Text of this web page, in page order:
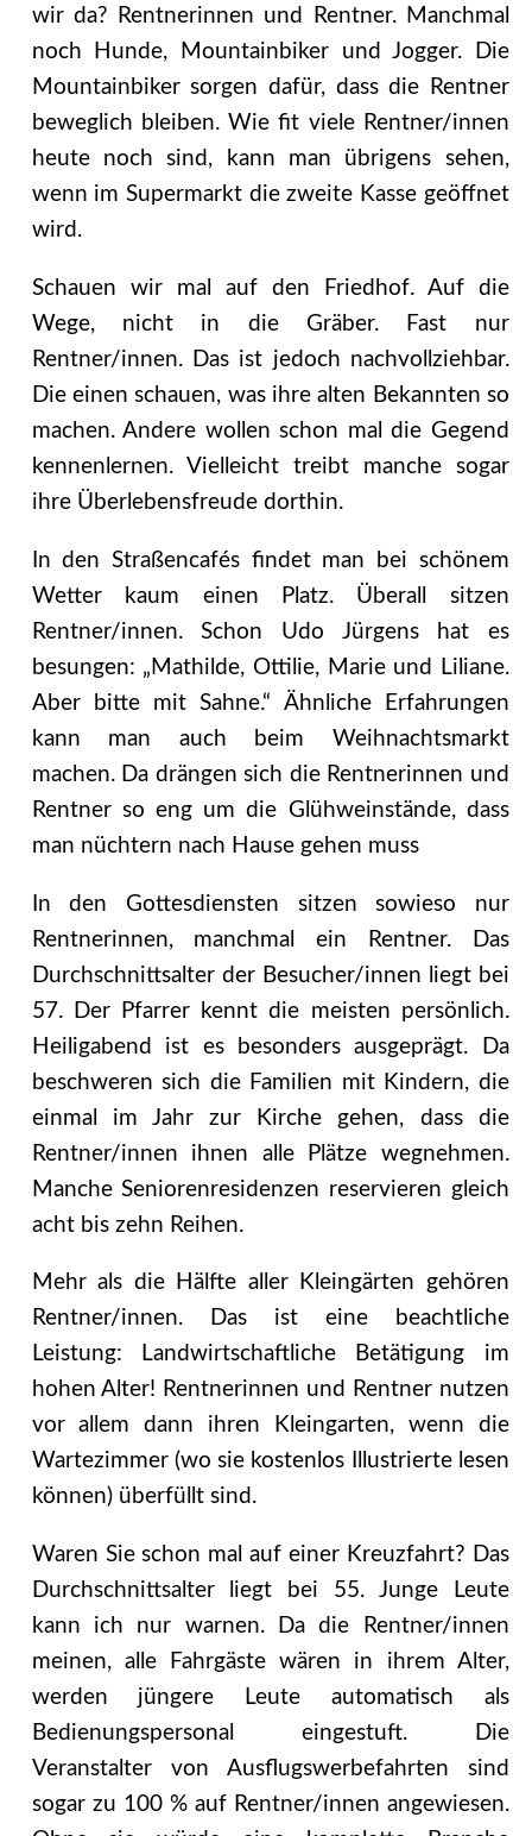
wir da? Rentnerinnen und Rentner. Manchmal
noch Hunde, Mountainbiker und Jogger. Die
Mountainbiker sorgen dafür, dass die Rentner
beweglich bleiben. Wie fit viele Rentner/innen
heute noch sind, kann man übrigens sehen,
wenn im Supermarkt die zweite Kasse geöffnet
wird.
Schauen wir mal auf den Friedhof. Auf die
Wege, nicht in die Gräber. Fast nur
Rentner/innen. Das ist jedoch nachvollziehbar.
Die einen schauen, was ihre alten Bekannten so
machen. Andere wollen schon mal die Gegend
kennenlernen. Vielleicht treibt manche sogar
ihre Überlebensfreude dorthin.
In den Straßencafés findet man bei schönem
Wetter kaum einen Platz. Überall sitzen
Rentner/innen. Schon Udo Jürgens hat es
besungen: „Mathilde, Ottilie, Marie und Liliane.
Aber bitte mit Sahne.“ Ähnliche Erfahrungen
kann man auch beim Weihnachtsmarkt
machen. Da drängen sich die Rentnerinnen und
Rentner so eng um die Glühweinstände, dass
man nüchtern nach Hause gehen muss
In den Gottesdiensten sitzen sowieso nur
Rentnerinnen, manchmal ein Rentner. Das
Durchschnittsalter der Besucher/innen liegt bei
57. Der Pfarrer kennt die meisten persönlich.
Heiligabend ist es besonders ausgeprägt. Da
beschweren sich die Familien mit Kindern, die
einmal im Jahr zur Kirche gehen, dass die
Rentner/innen ihnen alle Plätze wegnehmen.
Manche Seniorenresidenzen reservieren gleich
acht bis zehn Reihen.
Mehr als die Hälfte aller Kleingärten gehören
Rentner/innen. Das ist eine beachtliche
Leistung: Landwirtschaftliche Betätigung im
hohen Alter! Rentnerinnen und Rentner nutzen
vor allem dann ihren Kleingarten, wenn die
Wartezimmer (wo sie kostenlos Illustrierte lesen
können) überfüllt sind.
Waren Sie schon mal auf einer Kreuzfahrt? Das
Durchschnittsalter liegt bei 55. Junge Leute
kann ich nur warnen. Da die Rentner/innen
meinen, alle Fahrgäste wären in ihrem Alter,
werden jüngere Leute automatisch als
Bedienungspersonal eingestuft. Die
Veranstalter von Ausflugswerbefahrten sind
sogar zu 100 % auf Rentner/innen angewiesen.